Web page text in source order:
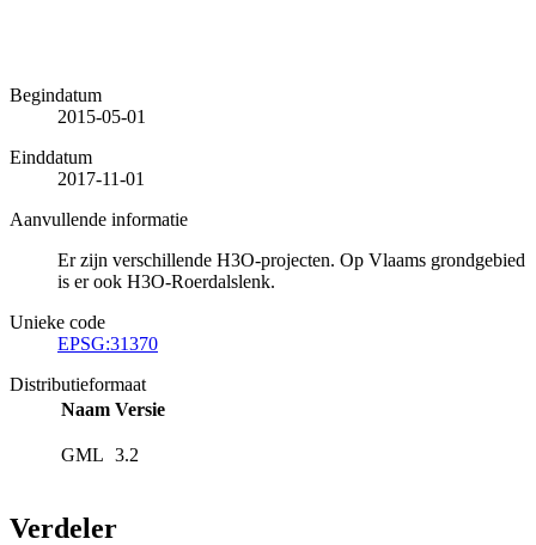
Begindatum
2015-05-01
Einddatum
2017-11-01
Aanvullende informatie
Er zijn verschillende H3O-projecten. Op Vlaams grondgebied
is er ook H3O-Roerdalslenk.
Unieke code
EPSG:31370
Distributieformaat
Naam Versie
GML 3.2
Verdeler